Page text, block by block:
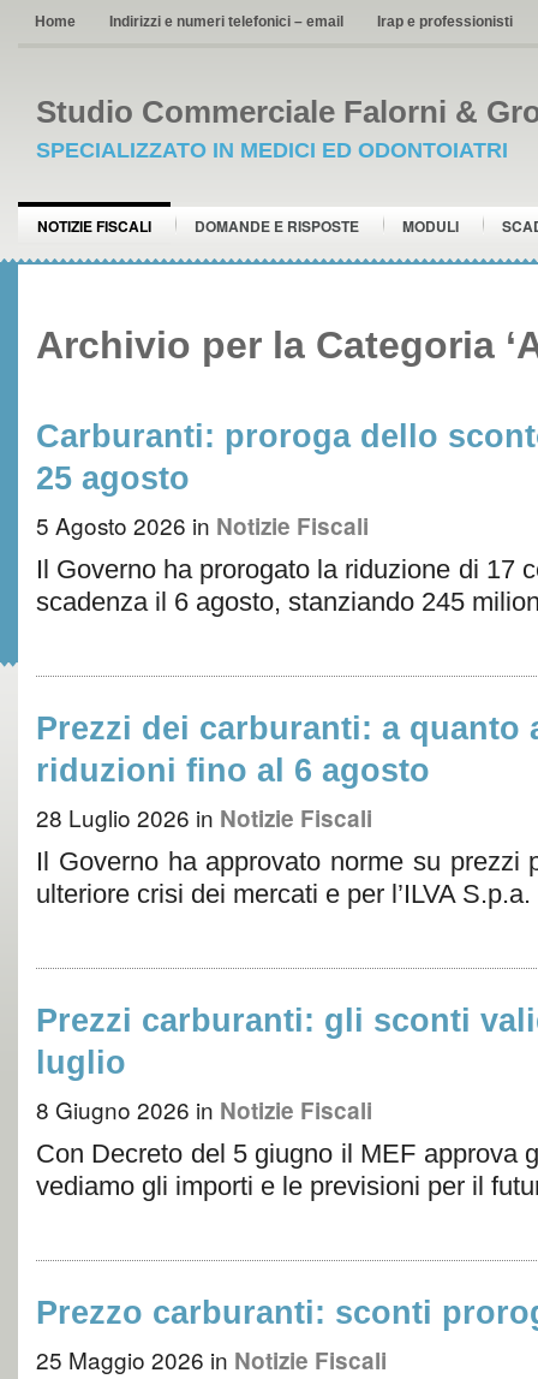
Home Indirizzi e numeri telefonici – email Irap e professionisti
Studio Commerciale Falorni &
SPECIALIZZATO IN MEDICI ED ODONTOIATRI
NOTIZIE FISCALI DOMANDE E RISPOSTE MODULI
Archivio per la Categoria
Carburanti: proroga dello
25 agosto
5 Agosto 2026 in Notizie Fiscali
Il Governo ha prorogato la riduzione di 17
scadenza il 6 agosto, stanziando 245
Prezzi dei carburanti: a quanto
riduzioni fino al 6 agosto
28 Luglio 2026 in Notizie Fiscali
Il Governo ha approvato norme su prezzi
ulteriore crisi dei mercati e per l’ILVA S.p.a.
Prezzi carburanti: gli sconti
luglio
8 Giugno 2026 in Notizie Fiscali
Con Decreto del 5 giugno il MEF approva
vediamo gli importi e le previsioni per il
Prezzo carburanti: sconti
25 Maggio 2026 in Notizie Fiscali